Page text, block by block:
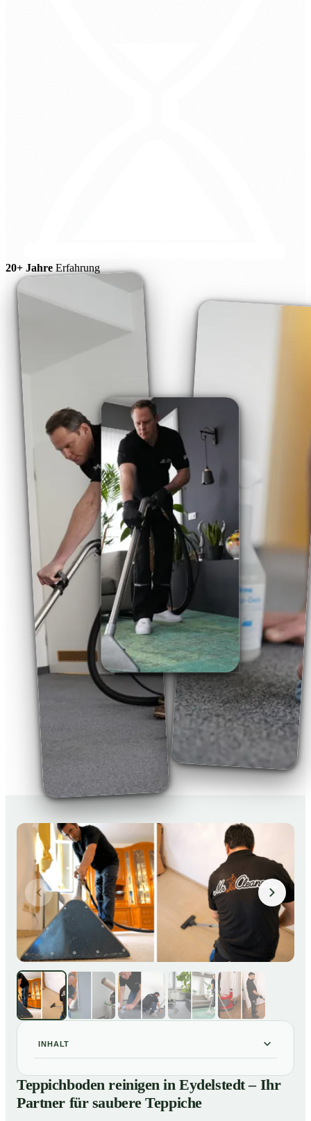
20+ Jahre Erfahrung
INHALT
01Teppichboden reinigen in Eydelstedt – Ihr Partner für
saubere Teppiche
Unsere Leistungen beim Teppichboden reinigen in
Teppichboden reinigen in Eydelstedt – Ihr
Partner für saubere Teppiche